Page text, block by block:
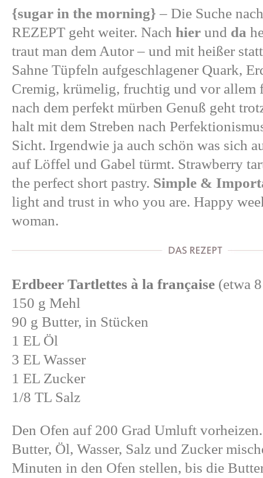
{sugar in the morning} – Die Suche
REZEPT geht weiter. Nach hier und da
traut man dem Autor – und mit heißer
Sahne Tüpfeln aufgeschlagener Quark,
Cremig, krümelig, fruchtig und vor allem
nach dem perfekt mürben Genuß geht
halt mit dem Streben nach
Sicht. Irgendwie ja auch schön was sich
auf Löffel und Gabel türmt. Strawberry
the perfect short pastry. Simple &
light and trust in who you are. Happy
woman.
Erdbeer Tartlettes à la française (etwa
150 g Mehl
90 g Butter, in Stücken
1 EL Öl
3 EL Wasser
1 EL Zucker
1/8 TL Salz
Den Ofen auf 200 Grad Umluft
Butter, Öl, Wasser, Salz und Zucker
Minuten in den Ofen stellen, bis die